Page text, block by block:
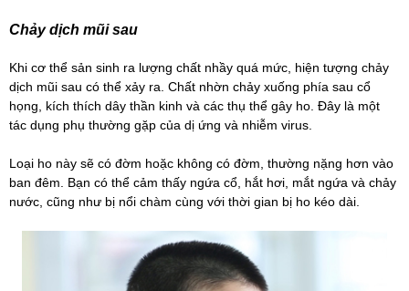
Chảy dịch mũi sau
Khi cơ thể sản sinh ra lượng chất nhầy quá mức, hiện tượng chảy
dịch mũi sau có thể xảy ra. Chất nhờn chảy xuống phía sau cổ
họng, kích thích dây thần kinh và các thụ thể gây ho. Đây là một
tác dụng phụ thường gặp của dị ứng và nhiễm virus.
Loại ho này sẽ có đờm hoặc không có đờm, thường nặng hơn vào
ban đêm. Bạn có thể cảm thấy ngứa cổ, hắt hơi, mắt ngứa và chảy
nước, cũng như bị nổi chàm cùng với thời gian bị ho kéo dài.